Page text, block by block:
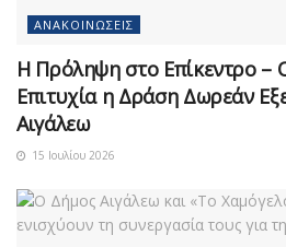
ΑΝΑΚΟΙΝΏΣΕΙΣ
Η Πρόληψη στο Επίκεντρο –
Επιτυχία η Δράση Δωρεάν
Αιγάλεω
15 Ιουλίου 2026